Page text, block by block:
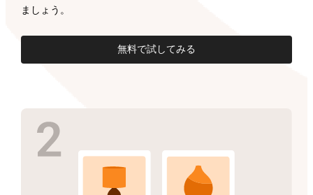
ましょう。
無料で試してみる